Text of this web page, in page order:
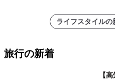
ライフスタイルの
旅行の新着
【